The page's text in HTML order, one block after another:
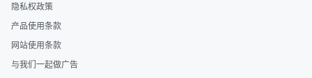
隐私权政策
产品使用条款
网站使用条款
与我们一起做广告